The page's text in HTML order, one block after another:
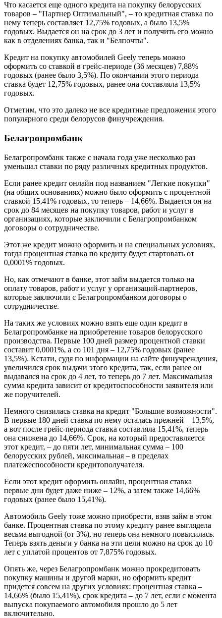
Что касается еще одного кредита на покупку белорусских
товаров – "Партнер Оптимальный", – то кредитная ставка по
нему теперь составляет 12,75% годовых, а было 13,5%
годовых. Выдается он на срок до 3 лет и получить его можно
как в отделениях банка, так и "Белпочты".
Кредит на покупку автомобилей Geely теперь можно
оформить со ставкой в грейс-периоде (36 месяцев) 7,88%
годовых (ранее было 3,5%). По окончании этого периода
ставка будет 12,75% годовых, ранее она составляла 13,5%
годовых.
Отметим, что это далеко не все кредитные предложения этого
популярного среди белорусов финучреждения.
Белагропромбанк
Белагропромбанк также с начала года уже несколько раз
уменьшал ставки по ряду различных кредитных продуктов.
Если ранее кредит онлайн под названием "Легкие покупки"
(на общих основаниях) можно было оформить с процентной
ставкой 15,41% годовых, то теперь – 14,66%. Выдается он на
срок до 84 месяцев на покупку товаров, работ и услуг в
организациях, которые заключили с Белагропромбанком
договоры о сотрудничестве.
Этот же кредит можно оформить и на специальных условиях,
тогда процентная ставка по кредиту будет стартовать от
0,0001% годовых.
Но, как отмечают в банке, этот займ выдается только на
оплату товаров, работ и услуг у организаций-партнеров,
которые заключили с Белагропромбанком договоры о
сотрудничестве.
На таких же условиях можно взять еще один кредит в
Белагропромбанке на приобретение товаров белорусского
производства. Первые 100 дней размер процентной ставки
составит 0,0001%, а со 101 дня – 12,75% годовых (ранее
13,5%). Кстати, судя по информации на сайте финучреждения,
увеличился срок выдачи этого кредита, так, если ранее он
выдавался на срок до 4 лет, то теперь до 7 лет. Максимальная
сумма кредита зависит от кредитоспособности заявителя или
же поручителей.
Немного снизилась ставка на кредит "Большие возможности".
В первые 180 дней ставка по нему осталась прежней – 13,5%,
а вот после грейс-периода ставка составляла 15,41%, теперь
она снижена до 14,66%. Срок, на который предоставляется
этот кредит, – до пяти лет, минимальная сумма – 100
белорусских рублей, максимальная – в пределах
платежеспособности кредитополучателя.
Если этот кредит оформить онлайн, процентная ставка
первые дни будет даже ниже – 12%, а затем также 14,66%
годовых (ранее было 15,41%).
Автомобиль Geely тоже можно приобрести, взяв займ в этом
банке. Процентная ставка по этому кредиту ранее выглядела
весьма выгодной (от 3%), но теперь она немного повысилась.
Теперь взять деньги у банка на эти цели можно на срок до 10
лет с уплатой процентов от 7,875% годовых.
Опять же, через Белагропромбанк можно прокредитовать
покупку машины и другой марки, но оформить кредит
придется совсем на других условиях: процентная ставка –
14,66% (было 15,41%), срок кредита – до 7 лет, если с момента
выпуска покупаемого автомобиля прошло до 5 лет
включительно.